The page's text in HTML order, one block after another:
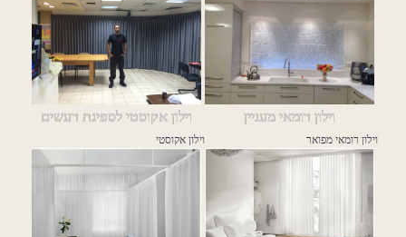
וילון רומאי מעניין
וילון רומאי מפואר
וילון אקוסטי לספיגת רעשים
וילון אקוסטי